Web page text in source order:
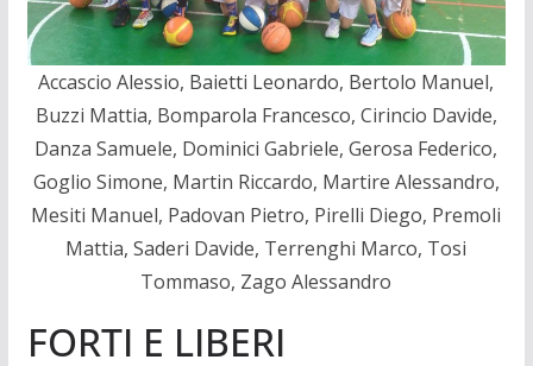
Accascio Alessio, Baietti Leonardo, Bertolo Manuel,
Buzzi Mattia, Bomparola Francesco, Cirincio Davide,
Danza Samuele, Dominici Gabriele, Gerosa Federico,
Goglio Simone, Martin Riccardo, Martire Alessandro,
Mesiti Manuel, Padovan Pietro, Pirelli Diego, Premoli
Mattia, Saderi Davide, Terrenghi Marco, Tosi
Tommaso, Zago Alessandro
FORTI E LIBERI